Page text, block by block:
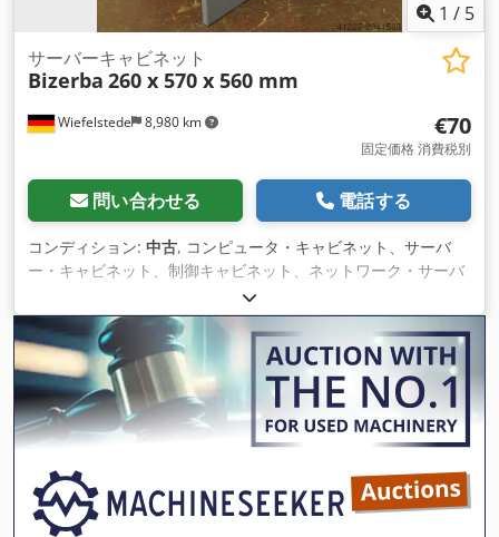
1 / 5
Wiefelstede 8,980 km
サーバーキャビネット
Bizerba 260 x 570 x 560 mm
€70
固定価格 消費税別
問い合わせる 電話する
コンディション: 中古, コンピュータ・キャビネット、サーバ
ー・キャビネット、制御キャビネット、ネットワーク・サーバ
ー・キャビネット、コンピュータハウジン グ -メーカーメーカ
ー：ビザーバ -タイプ -材料: 鋼鉄 Dwedpfob Tl Dtjx Amgoa -
寸法図。260/570/H560 mm -重量：15kg